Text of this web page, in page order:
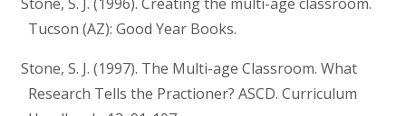
Tucson (AZ): Good Year Books.
Stone, S. J. (1997). The Multi-age Classroom. What
Research Tells the Practioner? ASCD. Curriculum